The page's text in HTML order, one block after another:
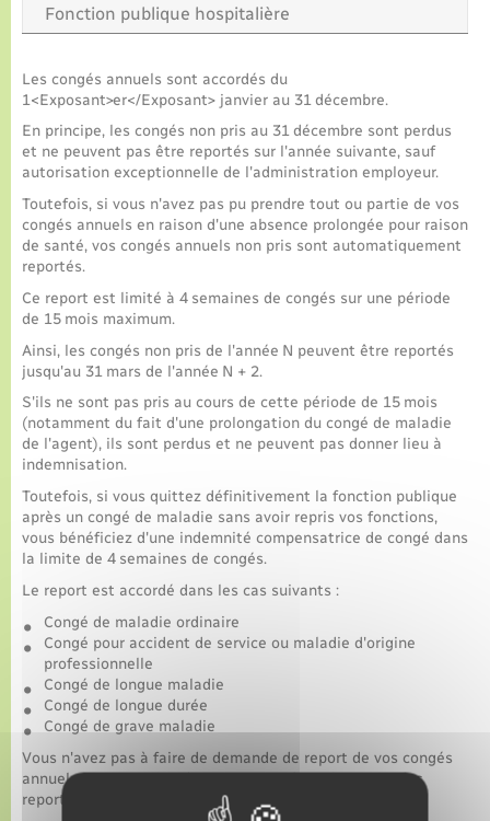
Fonction publique hospitalière
Les congés annuels sont accordés du
1<Exposant>er</Exposant> janvier au 31 décembre.
En principe, les congés non pris au 31 décembre sont perdus
et ne peuvent pas être reportés sur l'année suivante, sauf
autorisation exceptionnelle de l'administration employeur.
Toutefois, si vous n'avez pas pu prendre tout ou partie de vos
congés annuels en raison d'une absence prolongée pour raison
de santé, vos congés annuels non pris sont automatiquement
reportés.
Ce report est limité à 4 semaines de congés sur une période
de 15 mois maximum.
Ainsi, les congés non pris de l'année N peuvent être reportés
jusqu'au 31 mars de l'année N + 2.
S'ils ne sont pas pris au cours de cette période de 15 mois
(notamment du fait d'une prolongation du congé de maladie
de l'agent), ils sont perdus et ne peuvent pas donner lieu à
indemnisation.
Toutefois, si vous quittez définitivement la fonction publique
après un congé de maladie sans avoir repris vos fonctions,
vous bénéficiez d'une indemnité compensatrice de congé dans
la limite de 4 semaines de congés.
Le report est accordé dans les cas suivants :
Congé de maladie ordinaire
Congé pour accident de service ou maladie d'origine
professionnelle
Congé de longue maladie
Congé de longue durée
Congé de grave maladie
Vous n'avez pas à faire de demande de report de vos congés
annuels, votre service des ressources humaines vous les
reporte automatiquement.